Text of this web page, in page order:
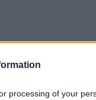
processing of your